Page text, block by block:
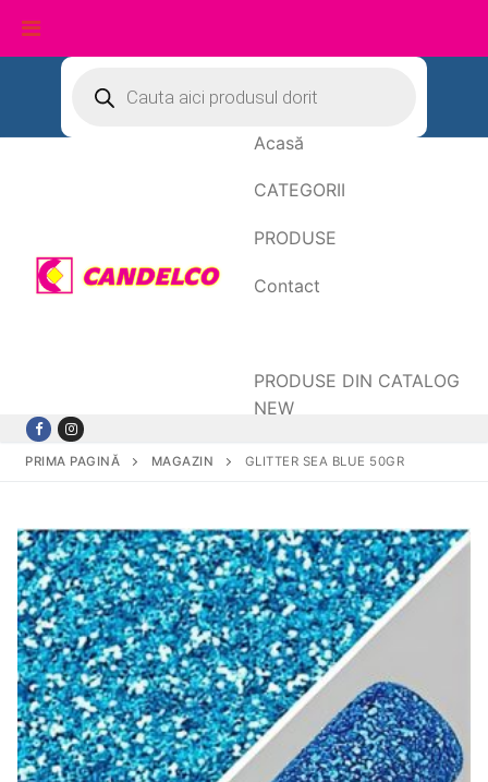
conținut
search
Acasă
CATEGORII
PRODUSE
Contact
PRODUSE DIN CATALOG
NEW
PRIMA PAGINĂ MAGAZIN GLITTER SEA BLUE 50GR